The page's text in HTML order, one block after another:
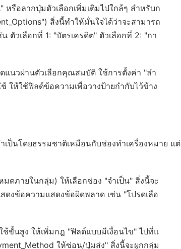
รือลากปุ่มตัวเลือกเพิ่มเติมไปใกล้ๆ สำหรับก
สิ่งนี้ทำให้มั่นใจได้ว่าจะสามารถ
ตัวเลือกที่ 1: "บัตรเครดิต" ตัวเลือกที่ 2: "กา
แนวผ่านตัวเลือกคุณสมบัติ ใช้การตั้งค่า "ลำ
ให้ใช้ฟิลด์ข้อความเพื่อวางป้ายกำกับไว้ข้าง
เป็นโดยธรรมชาติเหมือนกับช่องทำเครื่องหมาย แต่
ดภายในกลุ่ม) ให้เลือกช่อง "จำเป็น" สิ่งนี้จะ
ดงข้อความแสดงข้อผิดพลาด เช่น "โปรดเลือ
ช้ขั้นสูง ให้เพิ่มกฎ "ฟิลด์แบบมีเงื่อนไข" ไปที่แ
ให้ซ่อน/ปุ่มส่ง" สิ่งนี้จะผูกกลุ่ม